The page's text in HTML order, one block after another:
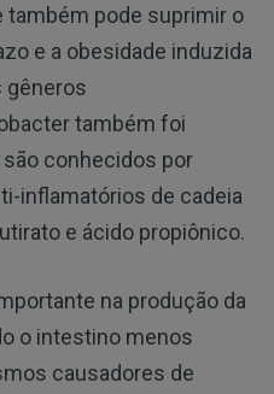
pode suprimir o
e a obesidade induzida
gêneros
também foi
conhecidos por
inflamatórios de cadeia
e ácido propiônico.
na produção da
o intestino menos
causadores de